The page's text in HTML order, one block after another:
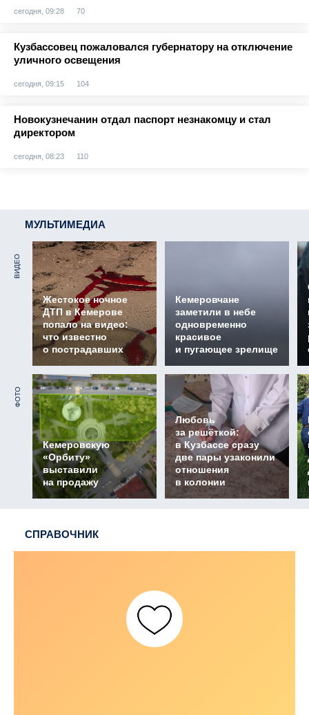
сегодня, 09:28 70
Кузбассовец пожаловался губернатору на отключение
уличного освещения
сегодня, 09:15 104
Новокузнечанин отдал паспорт незнакомцу и стал
директором
сегодня, 08:23 110
МУЛЬТИМЕДИА
ВИДЕО
Жестокое ночное
ДТП в Кемерове
попало на видео:
что известно
о пострадавших
Кемеровчане
заметили в небе
одновременно
красивое
и пугающее зрелище
ФОТО
Кемеровскую
«Орбиту»
выставили
на продажу
Любовь
за решёткой:
в Кузбассе сразу
две пары узаконили
отношения
в колонии
СПРАВОЧНИК